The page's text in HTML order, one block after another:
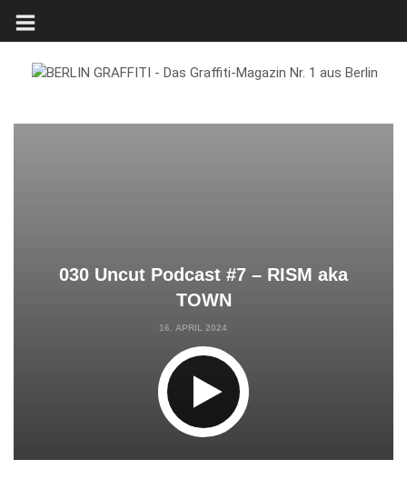
030 Uncut Podcast #7 – RISM aka
TOWN
16. APRIL 2024